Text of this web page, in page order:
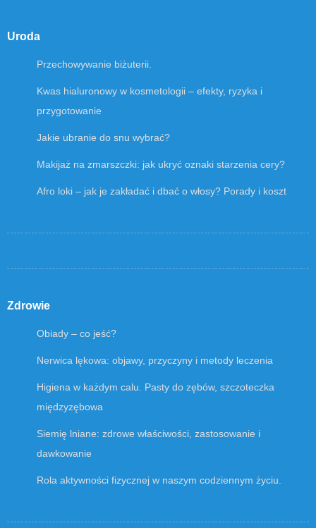
Uroda
Przechowywanie biżuterii.
Kwas hialuronowy w kosmetologii – efekty, ryzyka i
przygotowanie
Jakie ubranie do snu wybrać?
Makijaż na zmarszczki: jak ukryć oznaki starzenia cery?
Afro loki – jak je zakładać i dbać o włosy? Porady i koszt
Zdrowie
Obiady – co jeść?
Nerwica lękowa: objawy, przyczyny i metody leczenia
Higiena w każdym calu. Pasty do zębów, szczoteczka
międzyzębowa
Siemię lniane: zdrowe właściwości, zastosowanie i
dawkowanie
Rola aktywności fizycznej w naszym codziennym życiu.